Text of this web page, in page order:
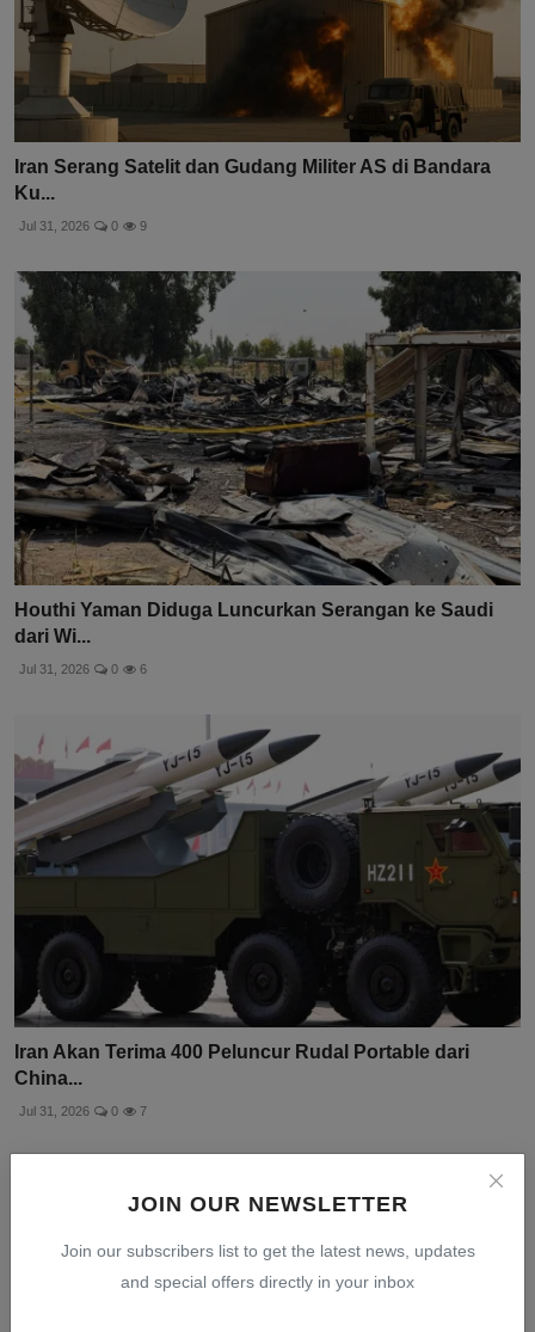
JOIN OUR NEWSLETTER
Join our subscribers list to get the latest news, updates
and special offers directly in your inbox
Iran Serang Satelit dan Gudang Militer AS di Bandara
Ku...
Jul 31, 2026 0 9
Houthi Yaman Diduga Luncurkan Serangan ke Saudi
dari Wi...
Jul 31, 2026 0 6
Iran Akan Terima 400 Peluncur Rudal Portable dari
China...
Jul 31, 2026 0 7